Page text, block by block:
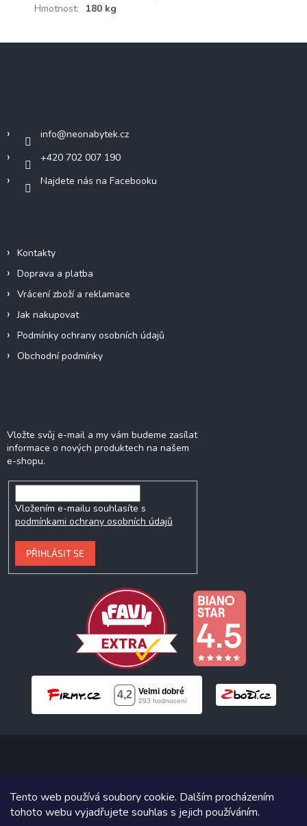
Tento web používá soubory cookie. Dalším procházením
tohoto webu vyjadřujete souhlas s jejich používáním.
Hmotnost: 180 kg
info@neonabytek.cz
+420 702 007 190
Najdete nás na Facebooku
Kontakty
Doprava a platba
Vrácení zboží a reklamace
Jak nakupovat
Podmínky ochrany osobních údajů
Obchodní podmínky
Vložte svůj e-mail a my vám budeme zasílat
informace o nových produktech na našem
e-shopu.
Vložením e-mailu souhlasíte s
podmínkami ochrany osobních údajů
PŘIHLÁSIT SE
Copyright 2026 Neonabytek.cz
. Všechna práva vyhrazena.
Grafický návrh vytvořil a na Shoptet implementoval Tomáš Hlad